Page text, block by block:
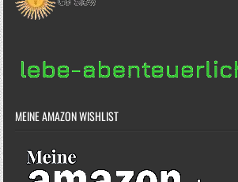
MEINE AMAZON WISHLIST